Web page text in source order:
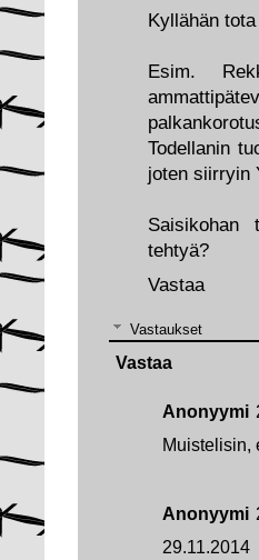
Kyllähän
Esim.
Todellanin
joten siirryin
Saisikohan
tehtyä?
Vastaa
Vastaukset
Anonyymi
Muistelisin,
Anonyymi
Vastaa